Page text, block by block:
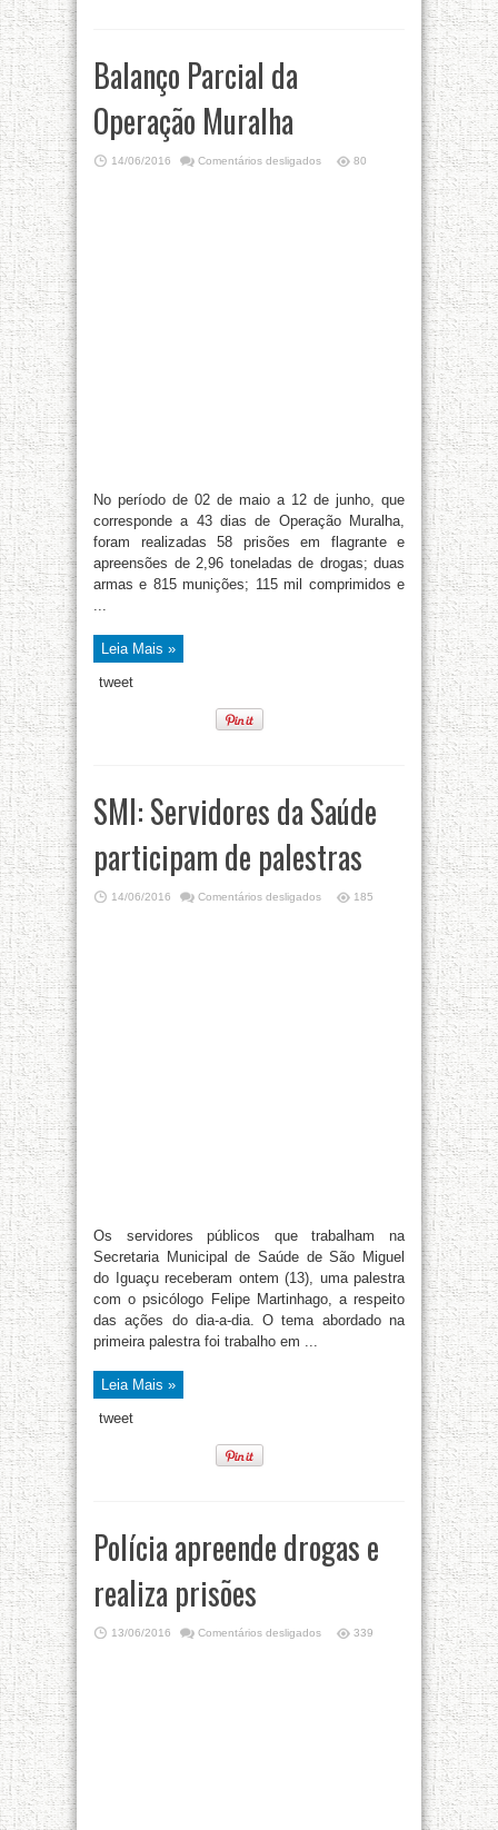
Balanço Parcial da
Operação Muralha
14/06/2016 Comentários desligados 80
No período de 02 de maio a 12 de junho, que
corresponde a 43 dias de Operação Muralha,
foram realizadas 58 prisões em flagrante e
apreensões de 2,96 toneladas de drogas; duas
armas e 815 munições; 115 mil comprimidos e
...
Leia Mais »
tweet
SMI: Servidores da Saúde
participam de palestras
14/06/2016 Comentários desligados 185
Os servidores públicos que trabalham na
Secretaria Municipal de Saúde de São Miguel
do Iguaçu receberam ontem (13), uma palestra
com o psicólogo Felipe Martinhago, a respeito
das ações do dia-a-dia. O tema abordado na
primeira palestra foi trabalho em ...
Leia Mais »
tweet
Polícia apreende drogas e
realiza prisões
13/06/2016 Comentários desligados 339